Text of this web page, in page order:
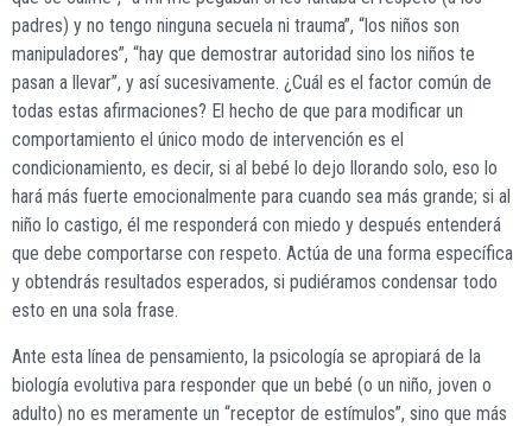
padres) y no tengo ninguna secuela ni trauma”, “los niños son
manipuladores”, “hay que demostrar autoridad sino los niños te
pasan a llevar”, y así sucesivamente. ¿Cuál es el factor común de
todas estas afirmaciones? El hecho de que para modificar un
comportamiento el único modo de intervención es el
condicionamiento, es decir, si al bebé lo dejo llorando solo, eso lo
hará más fuerte emocionalmente para cuando sea más grande; si al
niño lo castigo, él me responderá con miedo y después entenderá
que debe comportarse con respeto. Actúa de una forma específica
y obtendrás resultados esperados, si pudiéramos condensar todo
esto en una sola frase.
Ante esta línea de pensamiento, la psicología se apropiará de la
biología evolutiva para responder que un bebé (o un niño, joven o
adulto) no es meramente un “receptor de estímulos”, sino que más